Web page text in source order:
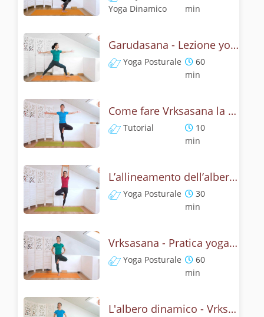
Yoga Dinamico
min
Garudasana - Lezione yoga con la storia dell'aquila
Yoga Posturale
60
min
Come fare Vrksasana la posizione dell’albero? Tutorial
Tutorial
10
min
L’allineamento dell’albero - Yoga con Vrksasana
Yoga Posturale
30
min
Vrksasana - Pratica yoga con l'anatomia dell'albero
Yoga Posturale
60
min
L'albero dinamico - Vrksasana vinyasa flow